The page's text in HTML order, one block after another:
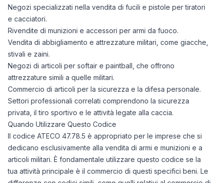
Negozi specializzati nella vendita di fucili e pistole per tiratori
e cacciatori.
Rivendite di munizioni e accessori per armi da fuoco.
Vendita di abbigliamento e attrezzature militari, come giacche,
stivali e zaini.
Negozi di articoli per softair e paintball, che offrono
attrezzature simili a quelle militari.
Commercio di articoli per la sicurezza e la difesa personale.
Settori professionali correlati comprendono la sicurezza
privata, il tiro sportivo e le attività legate alla caccia.
Quando Utilizzare Questo Codice
Il codice ATECO 47.78.5 è appropriato per le imprese che si
dedicano esclusivamente alla vendita di armi e munizioni e a
articoli militari. È fondamentale utilizzare questo codice se la
tua attività principale è il commercio di questi specifici beni. Le